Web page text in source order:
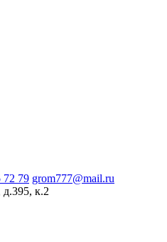
72 79 grom777@mail.ru
к.2